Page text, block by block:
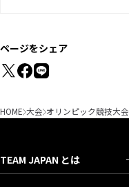
ページをシェア
HOME 大会 オリンピック競技大会
TEAM JAPAN とは